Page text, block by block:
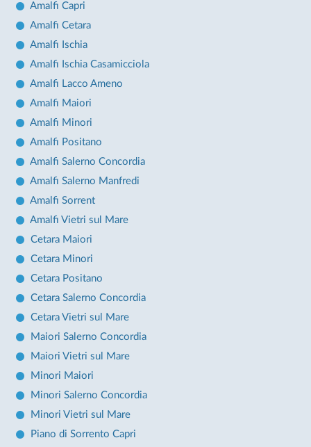
Amalfi Capri
Amalfi Cetara
Amalfi Ischia
Amalfi Ischia Casamicciola
Amalfi Lacco Ameno
Amalfi Maiori
Amalfi Minori
Amalfi Positano
Amalfi Salerno Concordia
Amalfi Salerno Manfredi
Amalfi Sorrent
Amalfi Vietri sul Mare
Cetara Maiori
Cetara Minori
Cetara Positano
Cetara Salerno Concordia
Cetara Vietri sul Mare
Maiori Salerno Concordia
Maiori Vietri sul Mare
Minori Maiori
Minori Salerno Concordia
Minori Vietri sul Mare
Piano di Sorrento Capri